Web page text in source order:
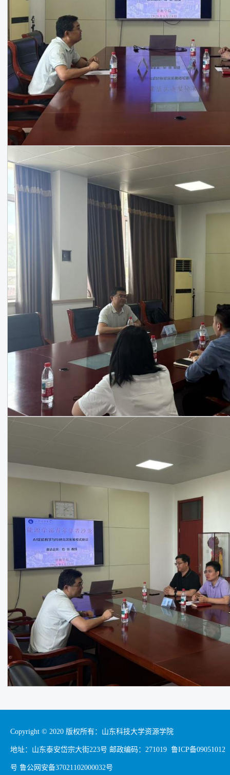
Copyright © 2020 版权所有：山东科技大学资源学院
地址：山东泰安岱宗大街223号 邮政编码：271019 鲁ICP备09051012
号 鲁公网安备37021102000032号